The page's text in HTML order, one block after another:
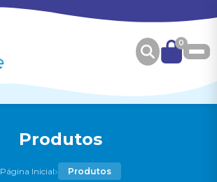
0
Produtos
Página Inicial› Produtos